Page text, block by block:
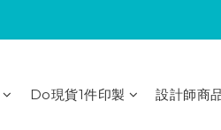
Do現貨1件印製 設計師商